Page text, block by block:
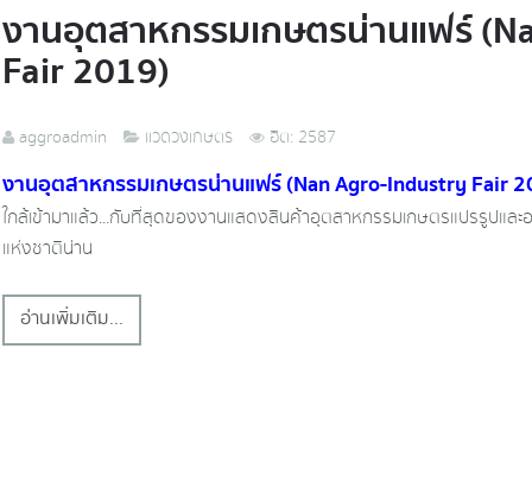
งานอุตสาหกรรมเกษตรน่านแฟร์
Fair 2019)
aggroadmin แวดวงเกษตร ฮิต: 2587
งานอุตสาหกรรมเกษตรน่านแฟร์ (Nan Agro-Industry Fair
ใกล้เข้ามาแล้ว...กับที่สุดของงานแสดงสินค้าอุตสาหกรรมเกษตรแปรรูป
แห่งชาติน่าน
อ่านเพิ่มเติม...